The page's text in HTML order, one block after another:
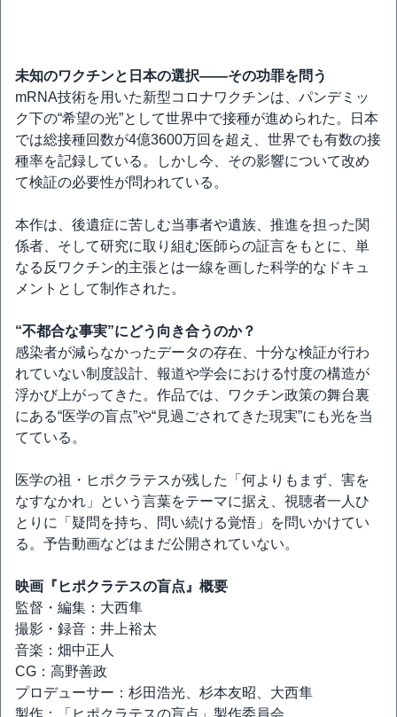
未知のワクチンと日本の選択——その功罪を問う
mRNA技術を用いた新型コロナワクチンは、パンデミッ
ク下の“希望の光”として世界中で接種が進められた。日本
では総接種回数が4億3600万回を超え、世界でも有数の接
種率を記録している。しかし今、その影響について改め
て検証の必要性が問われている。
本作は、後遺症に苦しむ当事者や遺族、推進を担った関
係者、そして研究に取り組む医師らの証言をもとに、単
なる反ワクチン的主張とは一線を画した科学的なドキュ
メントとして制作された。
“不都合な事実”にどう向き合うのか？
感染者が減らなかったデータの存在、十分な検証が行わ
れていない制度設計、報道や学会における忖度の構造が
浮かび上がってきた。作品では、ワクチン政策の舞台裏
にある“医学の盲点”や“見過ごされてきた現実”にも光を当
てている。
医学の祖・ヒポクラテスが残した「何よりもまず、害を
なすなかれ」という言葉をテーマに据え、視聴者一人ひ
とりに「疑問を持ち、問い続ける覚悟」を問いかけてい
る。予告動画などはまだ公開されていない。
映画『ヒポクラテスの盲点』概要
監督・編集：大西隼
撮影・録音：井上裕太
音楽：畑中正人
CG：高野善政
プロデューサー：杉田浩光、杉本友昭、大西隼
製作：「ヒポクラテスの盲点」製作委員会